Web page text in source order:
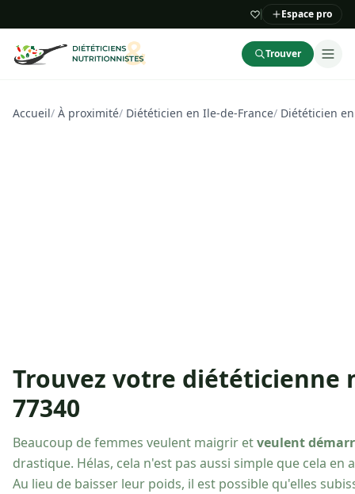
Espace pro
Trouver
Accueil/ À proximité/ Diététicien en Ile-de-France/ Diététicien
Trouvez votre
77340
Beaucoup de femmes veulent maigrir etveulent
drastique. Hélas, cela n'est pas aussi simple que cela en
Au lieu de baisser leur poids, il est possible qu'elles